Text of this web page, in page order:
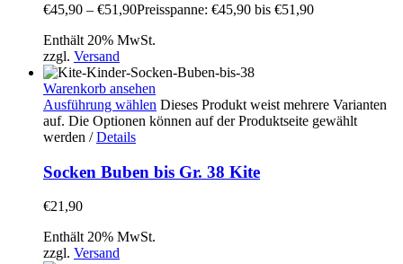
€45,90 – €51,90Preisspanne: €45,90 bis €51,90
Enthält 20% MwSt.
zzgl. Versand
Warenkorb ansehen
Ausführung wählen Dieses Produkt weist mehrere Varianten
auf. Die Optionen können auf der Produktseite gewählt
werden / Details
Socken Buben bis Gr. 38 Kite
€21,90
Enthält 20% MwSt.
zzgl. Versand